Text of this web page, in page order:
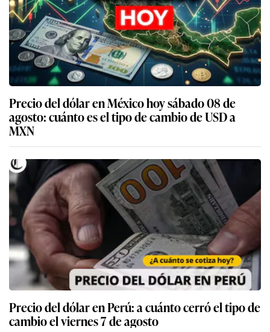
Precio del dólar en México hoy sábado 08 de
agosto: cuánto es el tipo de cambio de USD a
MXN
Precio del dólar en Perú: a cuánto cerró el tipo de
cambio el viernes 7 de agosto